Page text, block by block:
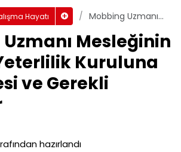
Hayatı
Mobbing Uzmanı
Yeterlilik Kuruluna
Önerilmesi ve
Gerekli Nitelikler
Mesleğinin
Kuruluna
ve Gerekli
hazırlandı